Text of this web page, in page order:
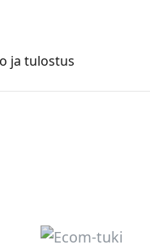
ja tulostus